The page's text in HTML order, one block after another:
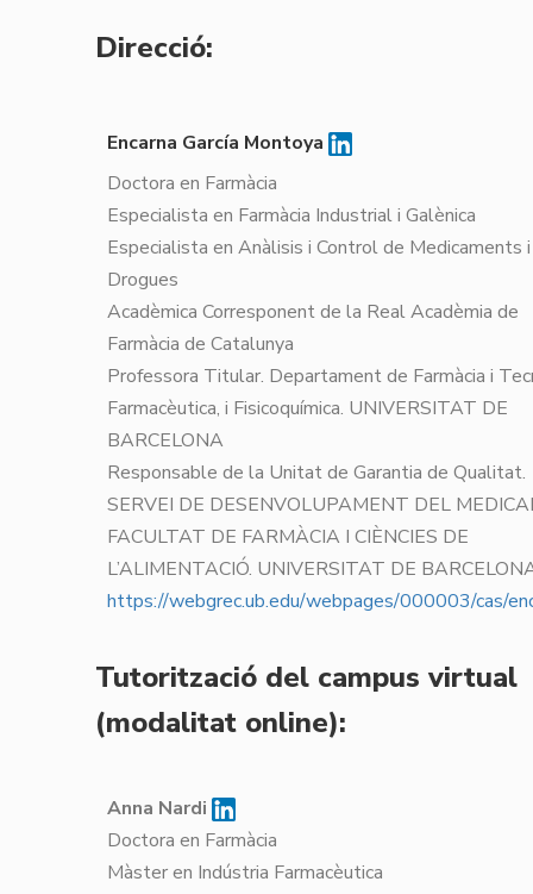
Direcció:
Encarna García Montoya
Doctora en Farmàcia
Especialista en Farmàcia Industrial i Galènica
Especialista en Anàlisis i Control de Medicaments i
Drogues
Acadèmica Corresponent de la Real Acadèmia de
Farmàcia de Catalunya
Professora Titular. Departament de Farmàcia i
Farmacèutica, i Fisicoquímica. UNIVERSITAT DE
BARCELONA
Responsable de la Unitat de Garantia de Qualitat.
SERVEI DE DESENVOLUPAMENT DEL
FACULTAT DE FARMÀCIA I CIÈNCIES DE
L’ALIMENTACIÓ. UNIVERSITAT DE
https://webgrec.ub.edu/webpages/000003/cas/
Tutorització del campus virtual
(modalitat online):
Anna Nardi
Doctora en Farmàcia
Màster en Indústria Farmacèutica